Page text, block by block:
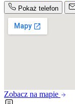
Pokaż telefon
Zobacz na mapie